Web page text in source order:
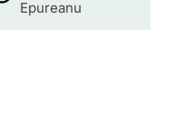
Epureanu